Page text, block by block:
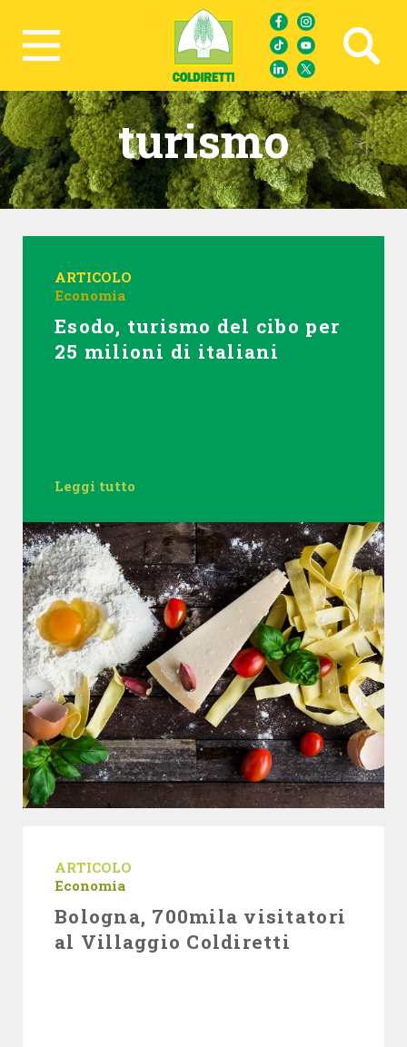
Ricerca avanzata
turismo
ARTICOLO
Economia
Esodo, turismo del cibo per
25 milioni di italiani
Leggi tutto
ARTICOLO
Economia
Bologna, 700mila visitatori
al Villaggio Coldiretti